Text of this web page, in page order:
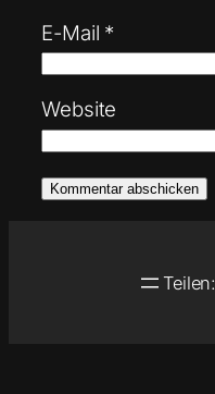
E-Mail *
Website
Teilen: